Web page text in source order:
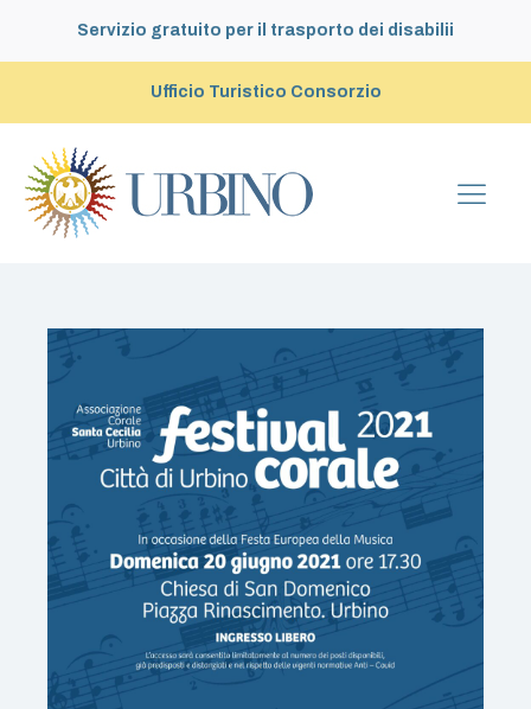
Servizio gratuito per il trasporto dei disabilii
Ufficio Turistico Consorzio